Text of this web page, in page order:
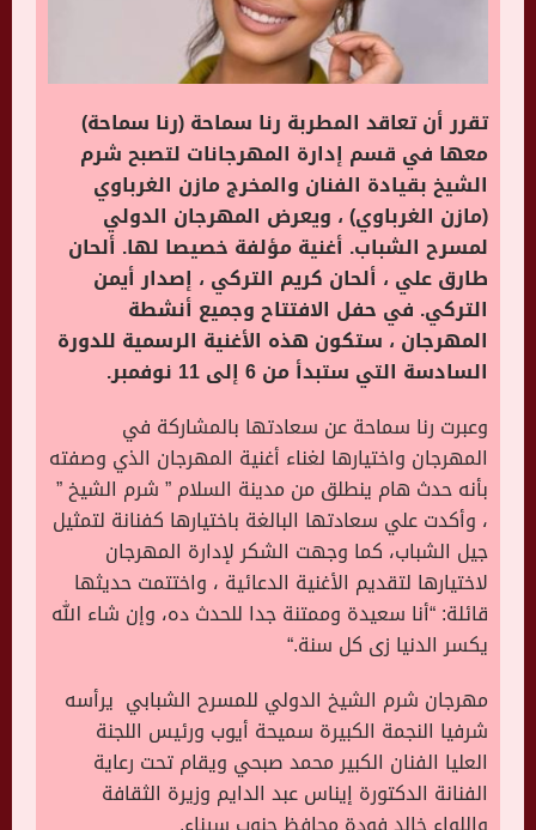
تقرر أن تعاقد المطربة رنا سماحة (رنا سماحة)
معها في قسم إدارة المهرجانات لتصبح شرم
الشيخ بقيادة الفنان والمخرج مازن الغرباوي
(مازن الغرباوي) ، ويعرض المهرجان الدولي
لمسرح الشباب. أغنية مؤلفة خصيصا لها. ألحان
طارق علي ، ألحان كريم التركي ، إصدار أيمن
التركي. في حفل الافتتاح وجميع أنشطة
المهرجان ، ستكون هذه الأغنية الرسمية للدورة
السادسة التي ستبدأ من 6 إلى 11 نوفمبر.
وعبرت رنا سماحة عن سعادتها بالمشاركة في
المهرجان واختيارها لغناء أغنية المهرجان الذي وصفته
بأنه حدث هام ينطلق من مدينة السلام ” شرم الشيخ ”
، وأكدت علي سعادتها البالغة باختيارها كفنانة لتمثيل
جيل الشباب، كما وجهت الشكر لإدارة المهرجان
لاختيارها لتقديم الأغنية الدعائية ، واختتمت حديثها
قائلة: “أنا سعيدة وممتنة جدا للحدث ده، وإن شاء الله
يكسر الدنيا زى كل سنة“.
مهرجان شرم الشيخ الدولي للمسرح الشبابي يرأسه
شرفيا النجمة الكبيرة سميحة أيوب ورئيس اللجنة
العليا الفنان الكبير محمد صبحي ويقام تحت رعاية
الفنانة الدكتورة إيناس عبد الدايم وزيرة الثقافة